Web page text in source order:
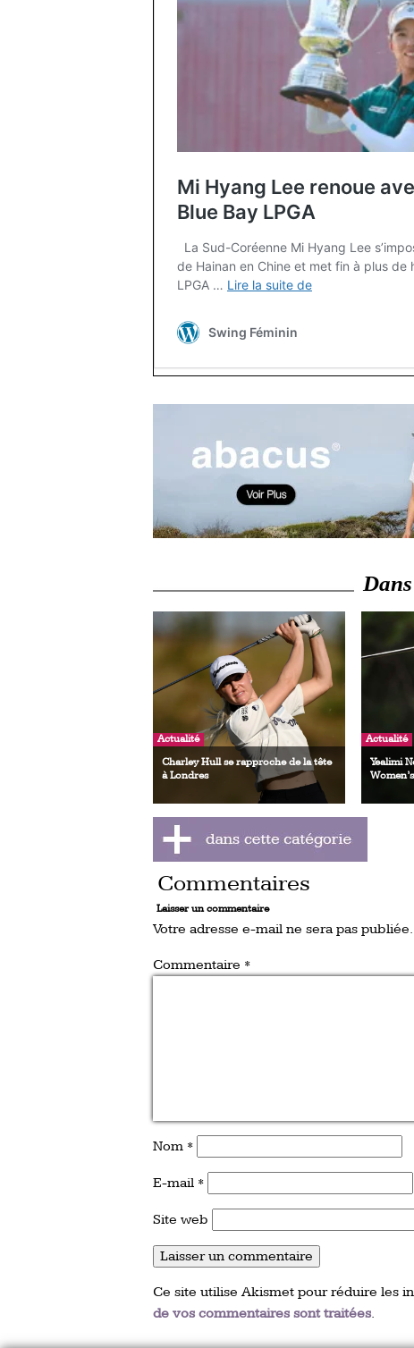
Actualité
Charley Hull se rapproche de la tête
à Londres
Actualité
Yealimi
Commentaires
Laisser un commentaire
Votre adresse e-mail ne sera pas publiée.
Commentaire *
Nom *
E-mail *
Site web
Ce site utilise Akismet pour réduire les
de vos commentaires sont traitées.